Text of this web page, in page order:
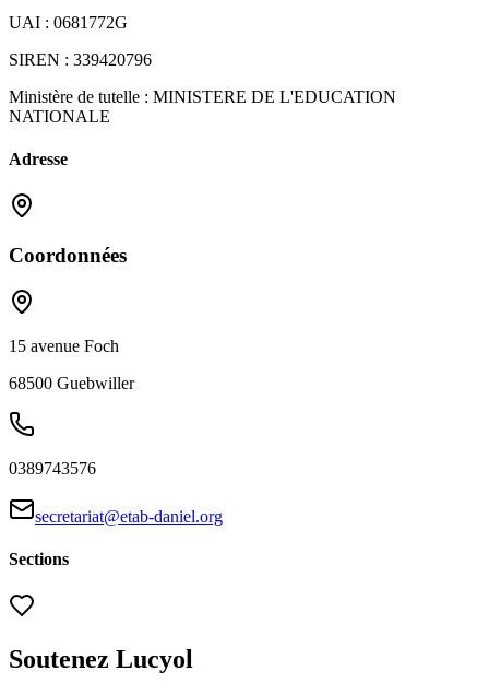
UAI : 0681772G
SIREN : 339420796
Ministère de tutelle : MINISTERE DE L'EDUCATION
NATIONALE
Adresse
Coordonnées
15 avenue Foch
68500 Guebwiller
0389743576
secretariat@etab-daniel.org
Sections
Soutenez Lucyol